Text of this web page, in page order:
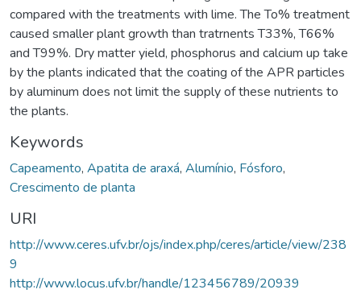
compared with the treatments with lime. The To% treatment
caused smaller plant growth than tratrnents T33%, T66%
and T99%. Dry matter yield, phosphorus and calcium up take
by the plants indicated that the coating of the APR particles
by aluminum does not limit the supply of these nutrients to
the plants.
Keywords
Capeamento, Apatita de araxá, Alumínio, Fósforo,
Crescimento de planta
URI
http://www.ceres.ufv.br/ojs/index.php/ceres/article/view/238
9
http://www.locus.ufv.br/handle/123456789/20939